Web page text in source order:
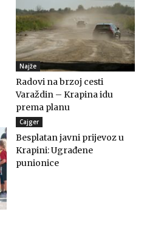
Najže
Radovi na brzoj cesti
Varaždin – Krapina idu
prema planu
Cajger
Besplatan javni prijevoz u
Krapini: Ugrađene
punionice